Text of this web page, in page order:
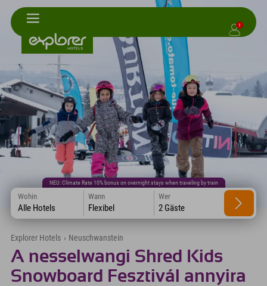
1
NEU: Climate Rate 10% bonus on overnight stays when traveling by train
Wohin
Alle Hotels
Wann
Flexibel
Wer
2 Gäste
Explorer Hotels › Neuschwanstein
A nesselwangi Shred Kids
Snowboard Fesztivál annyira